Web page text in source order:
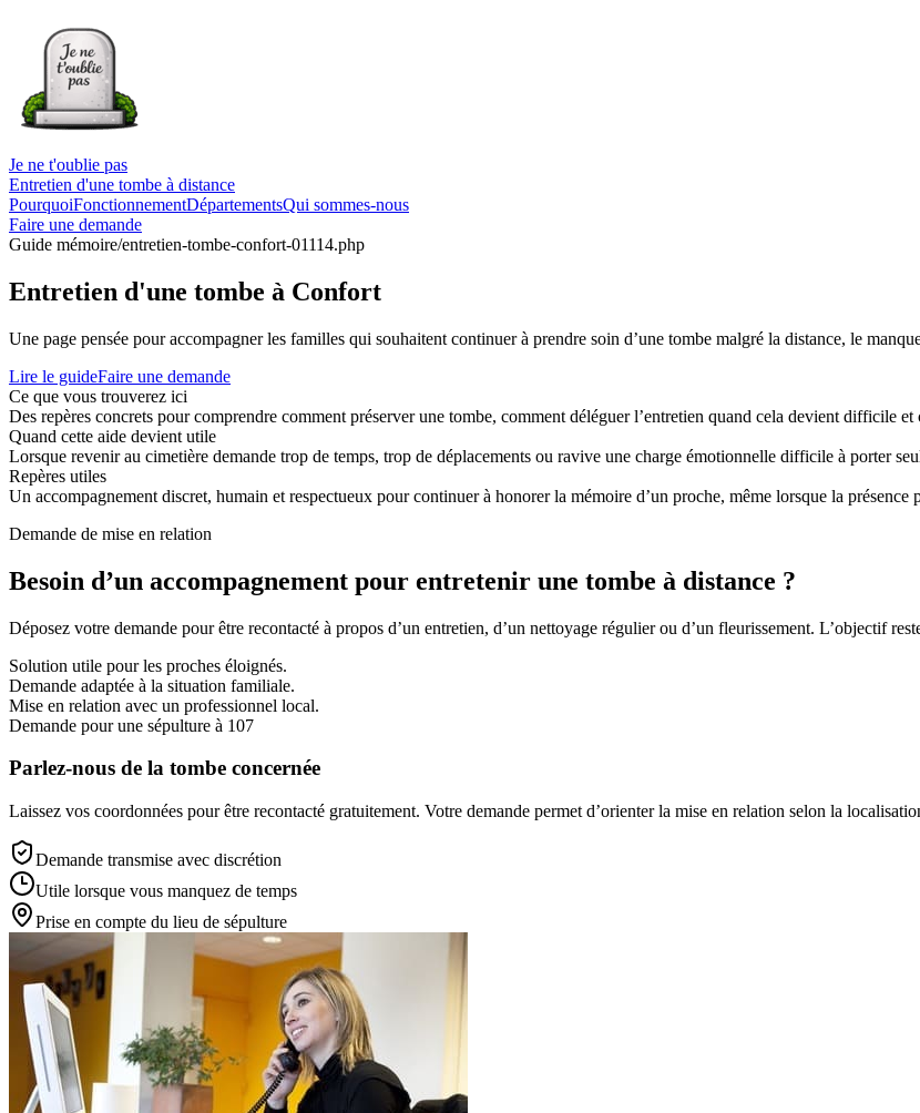
Je ne t'oublie pas
Entretien d'une tombe à distance
PourquoiFonctionnementDépartementsQui sommes-nous
Faire une demande
Guide mémoire/entretien-tombe-confort-01114.php
Entretien d'une tombe à Confort
Une page pensée pour accompagner les familles qui souhaitent continuer à prendre soin d’une tombe malgré la distance, le
Lire le guideFaire une demande
Ce que vous trouverez ici
Des repères concrets pour comprendre comment préserver une tombe, comment déléguer l’entretien quand cela devient difficile
Quand cette aide devient utile
Lorsque revenir au cimetière demande trop de temps, trop de déplacements ou ravive une charge émotionnelle difficile à porter
Repères utiles
Un accompagnement discret, humain et respectueux pour continuer à honorer la mémoire d’un proche, même lorsque la présence
Demande de mise en relation
Besoin d’un accompagnement pour entretenir une tombe à distance ?
Déposez votre demande pour être recontacté à propos d’un entretien, d’un nettoyage régulier ou d’un fleurissement. L’objectif
Solution utile pour les proches éloignés.
Demande adaptée à la situation familiale.
Mise en relation avec un professionnel local.
Demande pour une sépulture à 107
Parlez-nous de la tombe concernée
Laissez vos coordonnées pour être recontacté gratuitement. Votre demande permet d’orienter la mise en relation selon la
Demande transmise avec discrétion
Utile lorsque vous manquez de temps
Prise en compte du lieu de sépulture